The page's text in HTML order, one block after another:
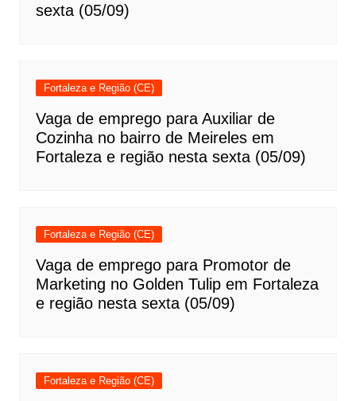
sexta (05/09)
Fortaleza e Região (CE)
Vaga de emprego para Auxiliar de
Cozinha no bairro de Meireles em
Fortaleza e região nesta sexta (05/09)
Fortaleza e Região (CE)
Vaga de emprego para Promotor de
Marketing no Golden Tulip em Fortaleza
e região nesta sexta (05/09)
Fortaleza e Região (CE)